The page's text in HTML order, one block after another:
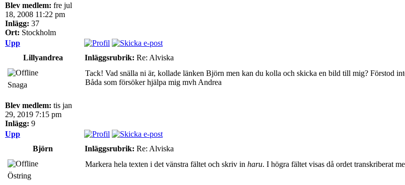
Blev medlem: fre jul
18, 2008 11:22 pm
Inlägg: 37
Ort: Stockholm
Upp
Lillyandrea
Inläggsrubrik: Re: Alviska
Snaga
Blev medlem: tis jan
29, 2019 7:15 pm
Inlägg: 9
Tack! Vad snälla ni är, kollade länken Björn men kan du kolla och skicka en bild till mig? Förstod
Båda som försöker hjälpa mig mvh Andrea
Upp
Björn
Inläggsrubrik: Re: Alviska
Östring
Markera hela texten i det vänstra fältet och skriv in haru. I högra fältet visas då ordet transkriberat